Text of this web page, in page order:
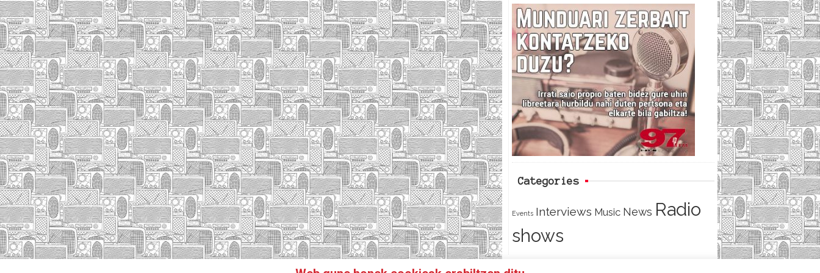
c
e
b
o
o
i
t
t
e
r
e
d
Categories
Events Interviews Music News Radio
shows